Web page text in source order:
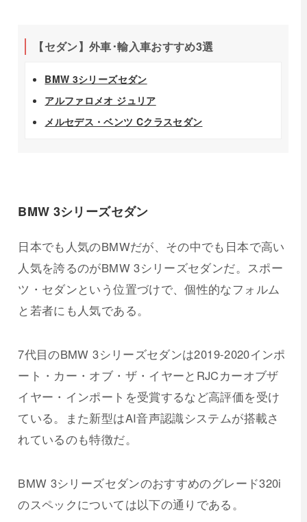
【セダン】外車･輸入車おすすめ3選
BMW 3シリーズセダン
アルファロメオ ジュリア
メルセデス・ベンツ Cクラスセダン
BMW 3シリーズセダン
日本でも人気のBMWだが、その中でも日本で高い
人気を誇るのがBMW 3シリーズセダンだ。スポー
ツ・セダンという位置づけで、個性的なフォルム
と若者にも人気である。
7代目のBMW 3シリーズセダンは2019-2020インポ
ート・カー・オブ・ザ・イヤーとRJCカーオブザ
イヤー・インポートを受賞するなど高評価を受け
ている。また新型はAI音声認識システムが搭載さ
れているのも特徴だ。
BMW 3シリーズセダンのおすすめのグレード320i
のスペックについては以下の通りである。